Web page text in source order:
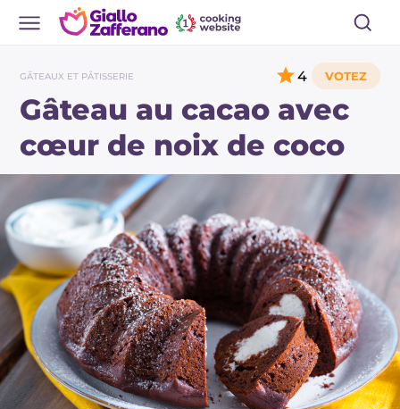
GÂTEAUX ET PÂTISSERIE
Gâteau au cacao avec
cœur de noix de coco
4